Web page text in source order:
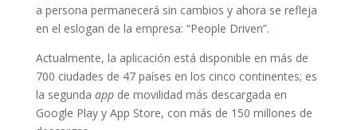
a persona permanecerá sin cambios y ahora se refleja
en el eslogan de la empresa: “People Driven”.
Actualmente, la aplicación está disponible en más de
700 ciudades de 47 países en los cinco continentes; es
la segunda appde movilidad más descargada en
Google Play y App Store, con más de 150 millones de